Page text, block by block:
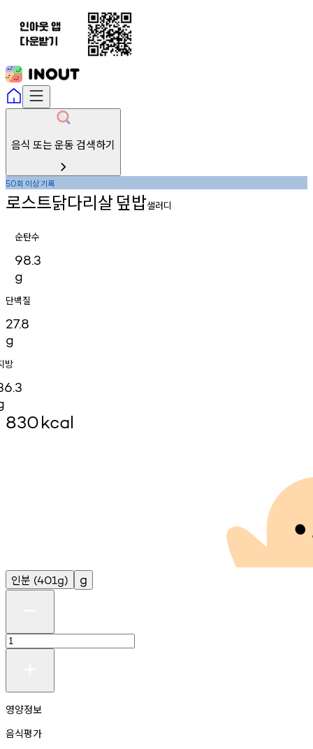
음식 또는 운동 검색하기
50회 이상기록
로스트닭다리살 덮밥샐러디
순탄수
98.3
g
단백질
27.8
g
방
830kcal
인분 (401g) g
영양정보
음식평가